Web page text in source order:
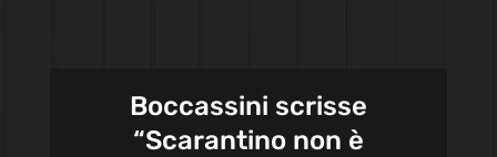
Boccassini scrisse
“Scarantino non è